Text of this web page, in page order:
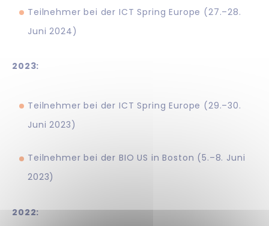
Teilnehmer bei der ICT Spring Europe (27.–28.
Juni 2024)
2023:
Teilnehmer bei der ICT Spring Europe (29.–30.
Juni 2023)
Teilnehmer bei der BIO US in Boston (5.–8. Juni
2023)
2022: